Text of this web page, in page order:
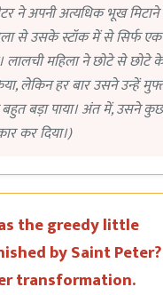
ने अपनी अत्यधिक भूख
से उसके स्टॉक में से सिर्फ एक
लालची महिला ने छोटे से छोटे
लेकिन हर बार उसने उन्हें
बड़ा पाया। अंत में, उसने कुछ
कर दिया।)
the greedy little
by Saint Peter?
transformation.